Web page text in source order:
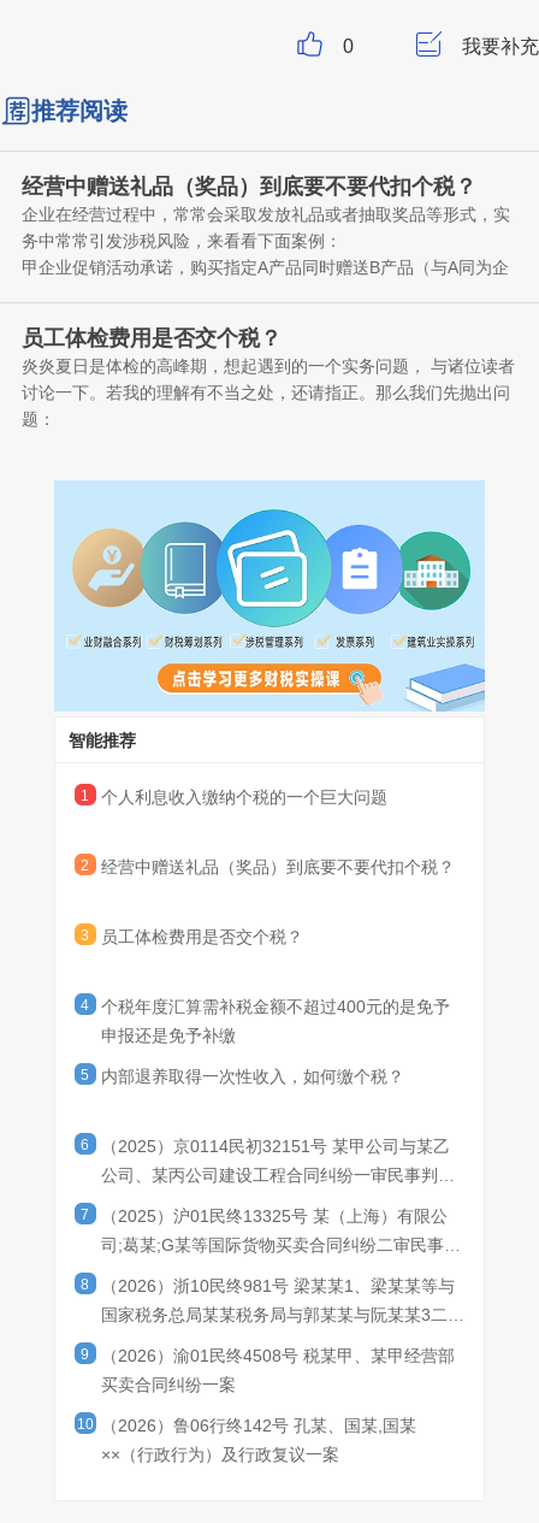
我要补充
0
推荐阅读
经营中赠送礼品（奖品）到底要不要代扣个税？
企业在经营过程中，常常会采取发放礼品或者抽取奖品等形式，实
务中常常引发涉税风险，来看看下面案例：
甲企业促销活动承诺，购买指定A产品同时赠送B产品（与A同为企
丙企业国庆期间针对购买业主开展抽奖活动，分为一二三等奖，分
别给与不同礼品。
丁企业举办新产品设计会，请到五名外部专家参会，每人赠送苹果
IPAD电脑一台。
这些促销展业中的赠送行为基本上都是针对个人，因此存在一个巨
大的风险：是否需要代扣代缴个税？先来看看税法规定。
《财政部国家税务总局关于企业促销展业赠送礼品有关个人所得税
问题的通知》（财税[2011]50号）
一、企业在销售商品（产品）和提供服务过程中向个人赠送礼品，
属于下列情形之一的，不征收个人所得税：
1.企业通过价格折扣、折让方式向个人销售商品（产品）和提供服
2.企业在向个人销售商品（产品）和提供服务的同时给予赠品，如
通信企业对个人购买手机赠话费、入网费，或者购话费赠手机等；
二、企业向个人赠送礼品，属于下列情形之一的，取得该项所得的
1.企业在业务宣传、广告等活动中，随机向本单位以外的个人赠送
礼品，对个人取得的礼品所得，按照“其他所得”项目，全额适用
2.企业在年会、座谈会、庆典以及其他活动中向本单位以外的个人
3.企业对累积消费达到一定额度的顾客，给予额外抽奖机会，个人
的获奖所得，按照“偶然所得”项目，全额适用20%的税率缴纳个人
所得税。
2019年开始，新个税法实施，其他所得被取消，其他所得中的很多
得有关收入适用个人所得税应税所得项目的公告》（财政部 税务总
局公告2019年第74号）文件的规定：
企业在业务宣传、广告等活动中，随机向本单位以外的个人赠送礼
其他活动中向本单位以外的个人赠送礼品，个人取得的礼品收入，
按照“偶然所得”项目计算缴纳个人所得税，但企业赠送的具有价格
折扣或折让性质的消费券、代金券、抵用券、优惠券等礼品除外。
依据上述文件，本案例中三个企业处理如下：
1、甲企业促销活动承诺，购买指定A产品同时赠送B产品（与A同
为企业经营的商品）；
属于典型的捆绑销售，而非真正意义赠品，一定要说的话，可以理
解为折扣，应该讲总价款在A和B两种产品中分摊确认收入，作为购
买个人当然没有所得，无需缴纳个税。
属于典型的随机赠送礼品，属于客户的“偶然所得”，应缴纳20%个
员工体检费用是否交个税？
炎炎夏日是体检的高峰期，想起遇到的一个实务问题， 与诸位读者
讨论一下。若我的理解有不当之处，还请指正。那么我们先抛出问
题：
这个实务中是有争议的，首先我们看一下第一种观点：体检费用需
要并入工资薪金所得缴纳个人所得税。 持有该观点的老师认为，体
检费不在个人所得税法免税的范围内，因此，单位给员工报销的体
检费应并入员工工资薪金所得，缴纳个人所得税。
比如，合肥市地方税务局，12366纳税服务中心，答复时间：2017
年3月24日。
请问公司为员工体检支付的体检费需要缴纳个税吗？
解答内容：
您好,您所咨询的问题已收悉。现针对您所提供的信息回复如下：
人所得，免纳个人所得税：
育、环境保护等方面的奖金；
三、按照国家统一规定发给的补贴、津贴；
四、福利费、抚恤金、救济金；
六、军人的转业费、复员费；
七、按照国家统一规定发给干部、职工的安家费、退职费、退休工
八、依照我国有关法律规定应予免税的各国驻华使馆、领事馆的外
九、中国政府参加的国际公约、签订的协议中规定免税的所得；
十、经国务院财政部门批准免税的所得。”
因此，体检费用不在个人所得税免税范围内，需并入工资薪金所得
缴纳个人所得税。
感谢您的咨询！上述回复仅供参考，若您对此仍有疑问，请联系
那再来看一下第二种观点：对于集体享受的、不可分割的、未向个
人量化的非现金方式的福利，原则上不征收个人所得税。
在国家税务总局2018年度的第三季度视频解读会上，国家税务总局
所得税司副司长叶霖儿就此问题回答：
咨询内容：
单位组织员工体检，并统一向体检单位支付体检费，体检支出由单
位统一核算，未发放到个人名下，这类福利员工是否缴纳个人所得
智能推荐
1 个人利息收入缴纳个税的一个巨大问题
2 经营中赠送礼品（奖品）到底要不要代扣个税？
3 员工体检费用是否交个税？
4
个税年度汇算需补税金额不超过400元的是免予
申报还是免予补缴
5 内部退养取得一次性收入，如何缴个税？
6
（2025）京0114民初32151号 某甲公司与某乙
公司、某丙公司建设工程合同纠纷一审民事判决
7
（2025）沪01民终13325号 某（上海）有限公
司;葛某;G某等国际货物买卖合同纠纷二审民事判
8
（2026）浙10民终981号 梁某某1、梁某某等与
国家税务总局某某税务局与郭某某与阮某某3二审
9
（2026）渝01民终4508号 税某甲、某甲经营部
买卖合同纠纷一案
10
（2026）鲁06行终142号 孔某、国某,国某
××（行政行为）及行政复议一案